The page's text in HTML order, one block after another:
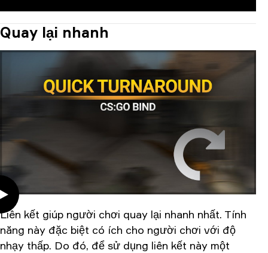
Quay lại nhanh
Liên kết giúp người chơi quay lại nhanh nhất. Tính
năng này đặc biệt có ích cho người chơi với độ
nhạy thấp. Do đó, để sử dụng liên kết này một